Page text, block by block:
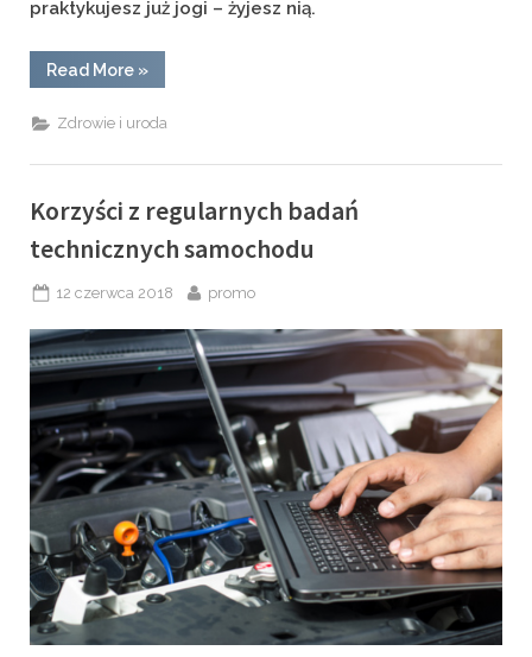
praktykujesz już jogi – żyjesz nią.
Read More“Joga
dla
umysłu
i
»
Zdrowie i uroda
Korzyści z regularnych badań
technicznych samochodu
Posted
12 czerwca 2018 By
promo